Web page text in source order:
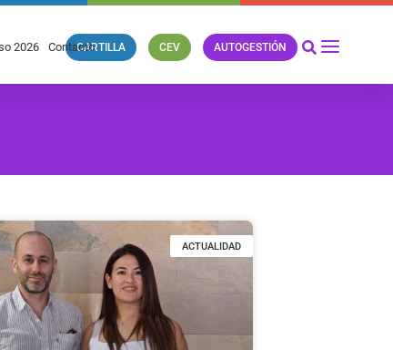
2026 ContactoCARTILLA CEV AUTOGESTIÓN
ACTUALIDAD